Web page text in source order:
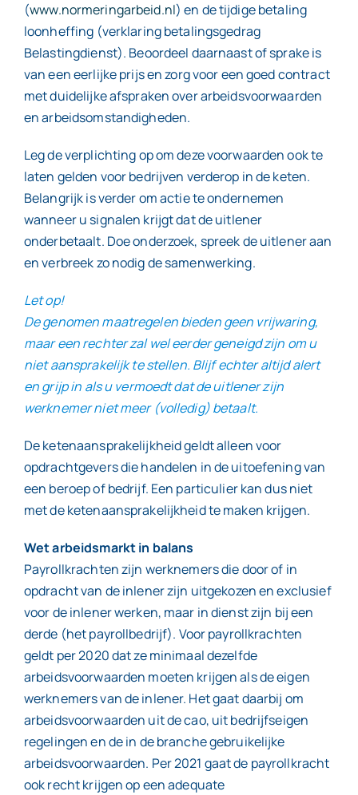
(www.normeringarbeid.nl) en de tijdige betaling
loonheffing (verklaring betalingsgedrag
Belastingdienst). Beoordeel daarnaast of sprake is
van een eerlijke prijs en zorg voor een goed contract
met duidelijke afspraken over arbeidsvoorwaarden
en arbeidsomstandigheden.
Leg de verplichting op om deze voorwaarden ook te
laten gelden voor bedrijven verderop in de keten.
Belangrijk is verder om actie te ondernemen
wanneer u signalen krijgt dat de uitlener
onderbetaalt. Doe onderzoek, spreek de uitlener aan
en verbreek zo nodig de samenwerking.
Let op!
De genomen maatregelen bieden geen vrijwaring,
maar een rechter zal wel eerder geneigd zijn om u
niet aansprakelijk te stellen. Blijf echter altijd alert
en grijp in als u vermoedt dat de uitlener zijn
werknemer niet meer (volledig) betaalt.
De ketenaansprakelijkheid geldt alleen voor
opdrachtgevers die handelen in de uitoefening van
een beroep of bedrijf. Een particulier kan dus niet
met de ketenaansprakelijkheid te maken krijgen.
Wet arbeidsmarkt in balans
Payrollkrachten zijn werknemers die door of in
opdracht van de inlener zijn uitgekozen en exclusief
voor de inlener werken, maar in dienst zijn bij een
derde (het payrollbedrijf). Voor payrollkrachten
geldt per 2020 dat ze minimaal dezelfde
arbeidsvoorwaarden moeten krijgen als de eigen
werknemers van de inlener. Het gaat daarbij om
arbeidsvoorwaarden uit de cao, uit bedrijfseigen
regelingen en de in de branche gebruikelijke
arbeidsvoorwaarden. Per 2021 gaat de payrollkracht
ook recht krijgen op een adequate